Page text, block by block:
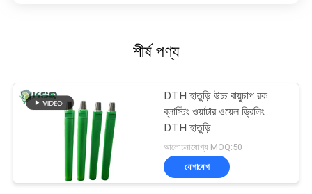
শীর্ষ পণ্য
DTH হাতুড়ি উচ্চ বায়ুচাপ রক
ব্লাস্টিং ওয়াটার ওয়েল ড্রিলিং
DTH হাতুড়ি
আলোচনাযোগ্য MOQ:50
যোগাযোগ